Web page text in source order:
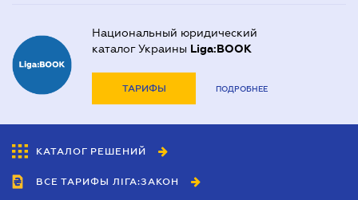
Национальный юридический
каталог Украины Liga:BOOK
ТАРИФЫ ПОДРОБНЕЕ
КАТАЛОГ РЕШЕНИЙ
ВСЕ ТАРИФЫ ЛІГА:ЗАКОН